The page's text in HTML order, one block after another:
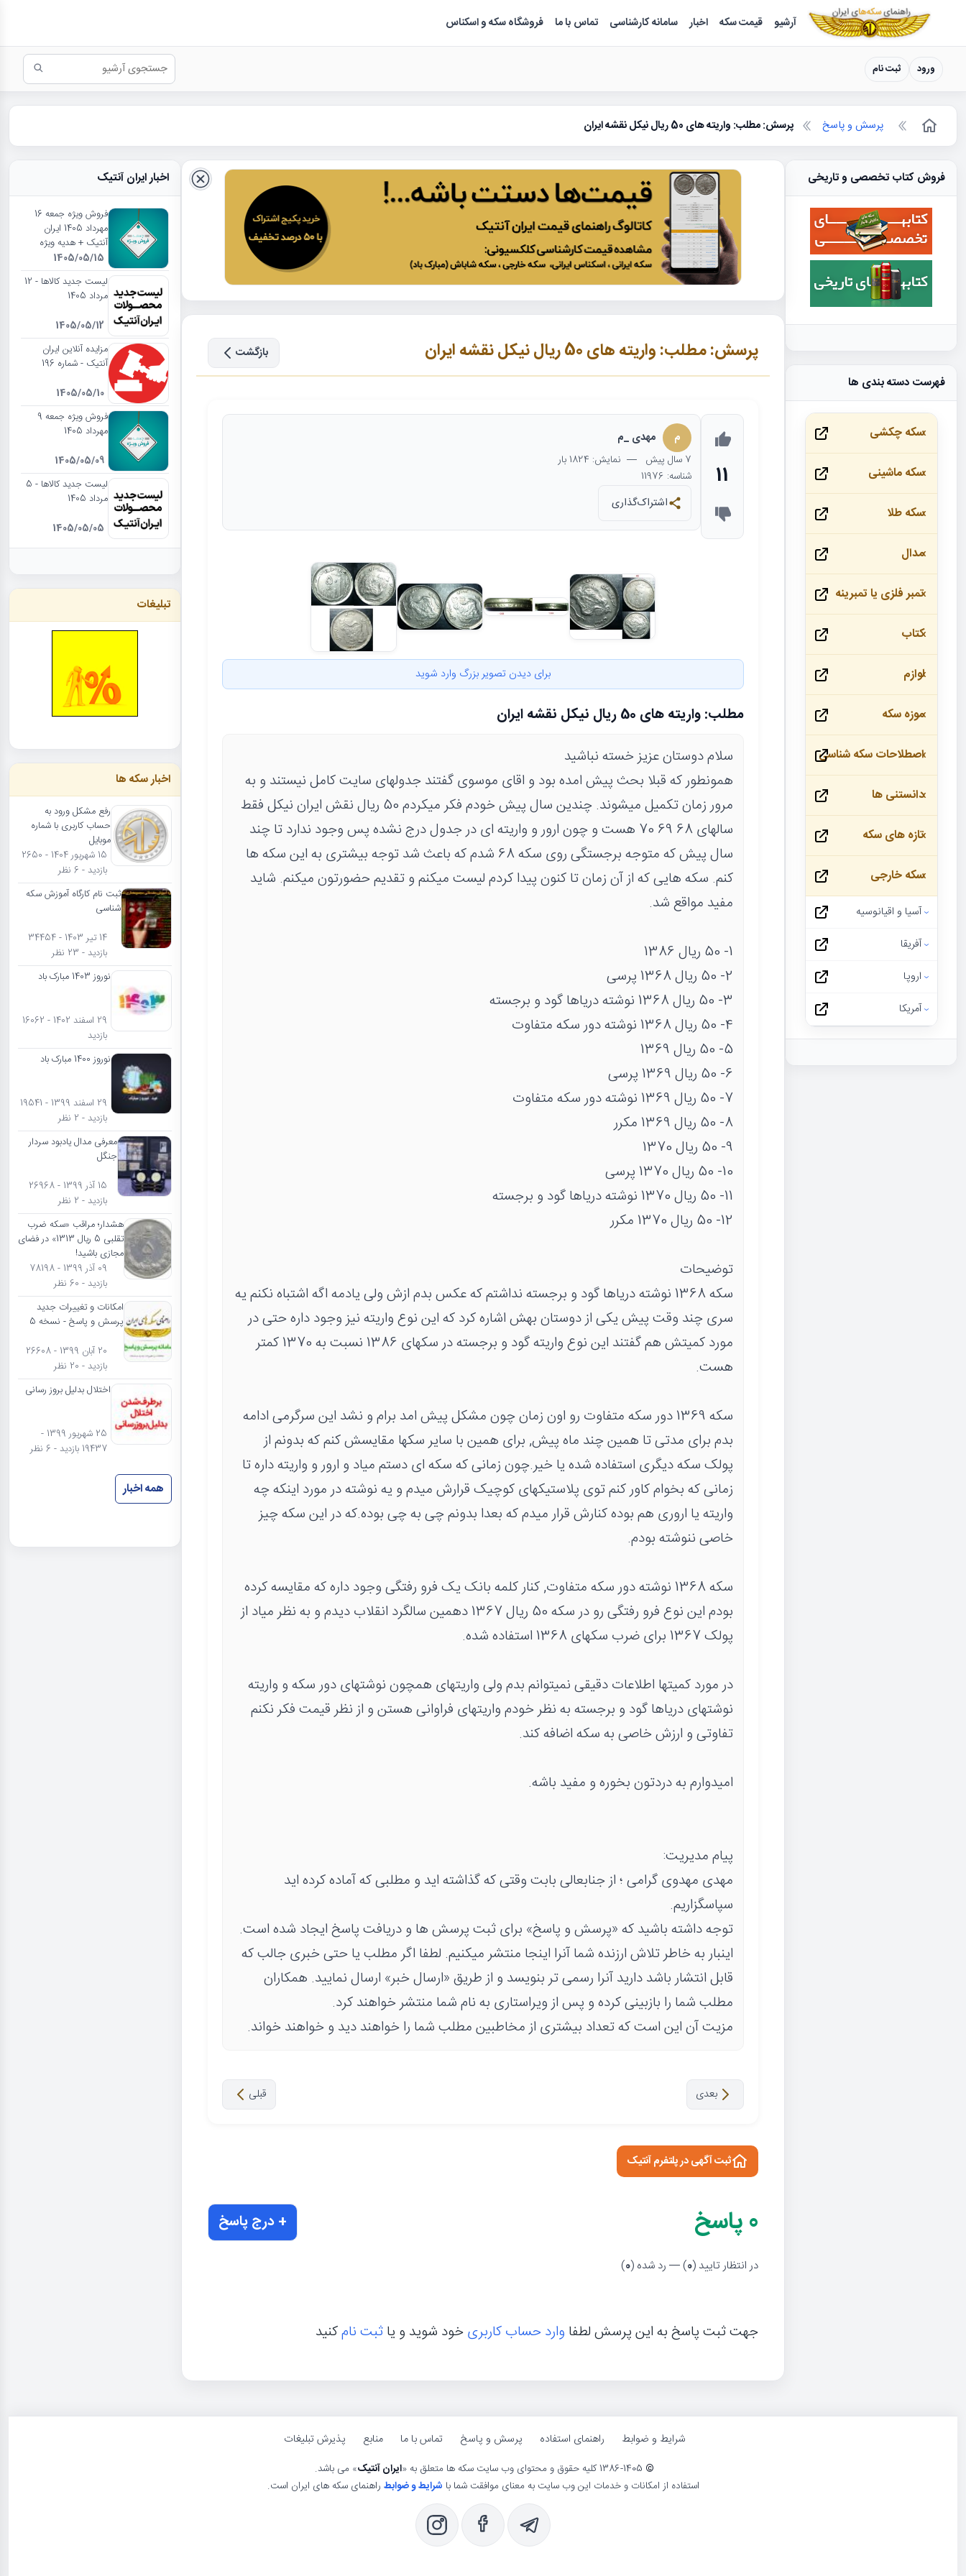
سکه ها ؛ راهنمای سکه شناسی
آرشیو قیمت سکه اخبار سامانه کارشناسی تماس با ما فروشگاه سکه و اسکناس
ورود ثبت نام
پرسش و پاسخ پرسش: مطلب: واریته های 50 ریال نیکل نقشه ایران
پرسش: مطلب: واریته های 50 ریال نیکل نقشه ایران بازگشت
11
م مهدی _م
7 سال پیش — نمایش: 1824 بار
شناسه: 11976
اشتراک‌گذاری
برای دیدن تصویر بزرگ وارد شوید
مطلب: واریته های 50 ریال نیکل نقشه ایران
سلام دوستان عزیز خسته نباشید
همونطور که قبلا بحث پیش امده بود و اقای موسوی گفتند جدولهای سایت کامل نیستند و به
مرور زمان تکمیل میشوند. چندین سال پیش خودم فکر میکردم 50 ریال نقش ایران نیکل فقط
سالهای 68 69 70 هست و چون ارور و واریته ای در جدول درج نشده پس وجود ندارد تا چند
سال پیش که متوجه برجستگی روی سکه 68 شدم که باعث شد توجه بیشتری به این سکه ها
کنم. سکه هایی که از آن زمان تا کنون پیدا کردم لیست میکنم و تقدیم حضورتون میکنم. شاید
مفید مواقع شد.
1- 50 ریال 1386
2- 50 ریال 1368 پرسی
3- 50 ریال 1368 نوشته دریاها گود و برجسته
4- 50 ریال 1368 نوشته دور سکه متفاوت
5- 50 ریال 1369
6- 50 ریال 1369 پرسی
7- 50 ریال 1369 نوشته دور سکه متفاوت
8- 50 ریال 1369 مکرر
9- 50 ریال 1370
10- 50 ریال 1370 پرسی
11- 50 ریال 1370 نوشته دریاها گود و برجسته
12- 50 ریال 1370 مکرر
توضیحات
سکه 1368 نوشته دریاها گود و برجسته نداشتم که عکس بدم ازش ولی یادمه اگه اشتباه نکنم یه
سری چند وقت پیش یکی از دوستان بهش اشاره کرد که این نوع واریته نیز وجود داره حتی در
مورد کمیتش هم گفتند این نوع واریته گود و برجسته در سکهای 1386 نسبت به 1370 کمتر
هست.
سکه 1369 دور سکه متفاوت رو اون زمان چون مشکل پیش امد برام و نشد این سرگرمی ادامه
بدم برای مدتی تا همین چند ماه پیش, برای همین با سایر سکها مقایسش کنم که بدونم از
پولک سکه دیگری استفاده شده یا خیر.چون زمانی که سکه ای دستم میاد و ارور و واریته داره تا
زمانی که بخوام کاور کنم توی پلاستیکهای کوچیک قرارش میدم و یه نوشته در مورد اینکه چه
واریته یا اروری هم بوده کنارش قرار میدم که بعدا بدونم چی به چی بوده.که در این سکه چیز
خاصی ننوشته بودم.
سکه 1368 نوشته دور سکه متفاوت, کنار کلمه بانک یک فرو رفتگی وجود داره که مقایسه کرده
بودم این نوع فرو رفتگی رو در سکه 50 ریال 1367 دهمین سالگرد انقلاب دیدم و به نظر میاد از
پولک 1367 برای ضرب سکهای 1368 استفاده شده.
در مورد کمیتها اطلاعات دقیقی نمیتوانم بدم ولی واریتهای همچون نوشتهای دور سکه و واریته
نوشتهای دریاها گود و برجسته به نظر خودم واریتهای فراوانی هستن و از نظر قیمت فکر نکنم
تفاوتی و ارزش خاصی به سکه اضافه کند.
امیدوارم به دردتون بخوره و مفید باشه.
پیام مدیریت:
مهدی مهدوی گرامی ؛ از جنابعالی بابت وقتی که گذاشته اید و مطلبی که آماده کرده اید
سپاسگزاریم.
توجه داشته باشید که «پرسش و پاسخ» برای ثبت پرسش ها و دریافت پاسخ ایجاد شده است.
اینبار به خاطر تلاش ارزنده شما آنرا اینجا منتشر میکنیم. لطفا اگر مطلب یا حتی خبری جالب که
قابل انتشار باشد دارید آنرا رسمی تر بنویسد و از طریق «ارسال خبر» ارسال نمایید. همکاران
مطلب شما را بازبینی کرده و پس از ویراستاری به نام شما منتشر خواهند کرد.
مزیت آن این است که تعداد بیشتری از مخاطبین مطلب شما را خواهند دید و خواهند خواند.
قبلی بعدی
ثبت آگهی در پلتفرم آنتیک
0پاسخ + درج پاسخ
در انتظار تایید (0) — رد شده (0
)
جهت ثبت پاسخ به این پرسش لطفا وارد حساب کاربریخود شوید و یاثبت نامکنید
اخبار ایران آنتیک
فروش ویژه جمعه 16
مهرداد 1405 ایران
آنتیک + هدیه ویژه
1405/05/15
لیست جدید کالاها - 12
مرداد 1405
1405/05/12
مزایده آنلاین ایران
آنتیک - شماره 196
1405/05/10
فروش ویژه جمعه 9
مهرداد 1405
1405/05/09
لیست جدید کالاها - 5
مرداد 1405
1405/05/05
تبلیغات
اخبار سکه ها
رفع مشکل ورود به
حساب کاربری با شماره
موبایل
15 شهریور 1404 - 2650
بازدید - 6 نظر
ثبت نام کارگاه آموزش سکه
شناسی
14 تیر 1403 - 34454
بازدید - 23 نظر
نوروز 1403 مبارک باد
29 اسفند 1402 - 16062
بازدید
نوروز 1400 مبارک باد
29 اسفند 1399 - 19541
بازدید - 2 نظر
معرفی مدال یادبود سردار
جنگل
15 آذر 1399 - 26968
بازدید - 2 نظر
هشدار؛ مراقب «سکه ضرب
تقلبی 5 ریال 1313» در فضای
مجازی باشید!
09 آذر 1399 - 78198
بازدید - 60 نظر
امکانات و تغییرات جدید
پرسش و پاسخ - نسخه 5
20 آبان 1399 - 26608
بازدید - 20 نظر
اختلال بدلیل بروز رسانی
25 شهریور 1399 -
19437 بازدید - 6 نظر
همه اخبار
فروش کتاب تخصصی و تاریخی
فهرست دسته بندی ها
سکه چکشی
سکه ماشینی
سکه طلا
مدال
تمبر فلزی یا تمبرینه
کتاب
لوازم
موزه سکه
اصطلاحات سکه شناسی
دانستنی ها
تازه های سکه
سکه خارجی
آسیا و اقیانوسیه
آفریقا
اروپا
آمریکا
شرایط و ضوابط راهنمای استفاده پرسش و پاسخ تماس با ما منابع پذیرش تبلیغات
© ایران آنتیک» می باشد.
استفاده از امکانات و خدمات این وب سایت به معنای موافقت شما با شرایط و ضوابط راهنمای سکه های ایران است.